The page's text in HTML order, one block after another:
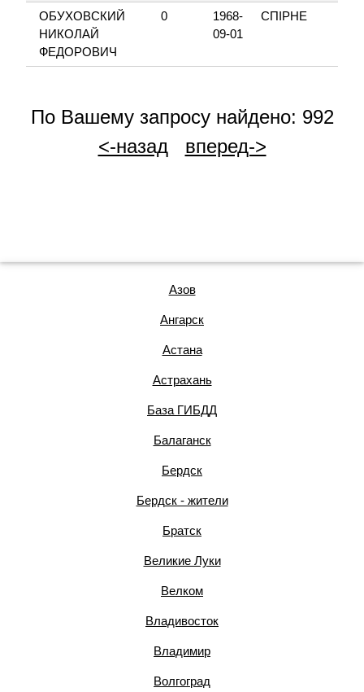
ОБУХОВСКИЙ
НИКОЛАЙ
ФЕДОРОВИЧ
0
1968-
09-01
СПІРНЕ
По Вашему запросу найдено: 992
<-назад
вперед->
Азов
Ангарск
Астана
Астрахань
База ГИБДД
Балаганск
Бердск
Бердск - жители
Братск
Великие Луки
Велком
Владивосток
Владимир
Волгоград